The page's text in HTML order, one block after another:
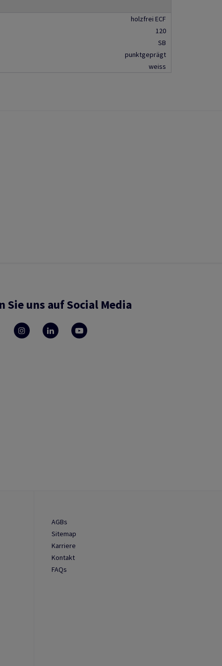
holzfrei ECF
120
SB
punktgeprägt
weiss
Sie uns auf Social Media
AGBs
Sitemap
Karriere
Kontakt
FAQs